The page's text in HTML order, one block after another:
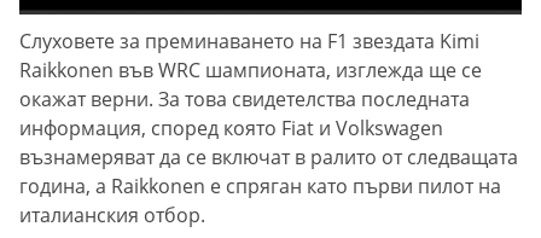
Слуховете за преминаването на F1 звездата Kimi
Raikkonen във WRC шампионата, изглежда ще се
окажат верни. За това свидетелства последната
информация, според която Fiat и Volkswagen
възнамеряват да се включат в ралито от следващата
година, а Raikkonen е спряган като първи пилот на
италианския отбор.